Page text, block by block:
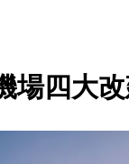
場四大